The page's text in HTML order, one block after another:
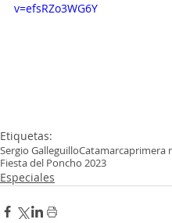
v=efsRZo3WG6Y
Etiquetas:
Sergio GalleguilloCatamarcaprimera
Fiesta del Poncho 2023
Especiales